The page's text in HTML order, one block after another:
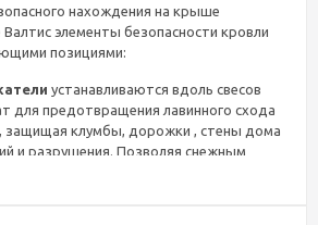
нахождения на крыше
Валтис элементы безопасности кровли
позициями:
устанавливаются вдоль свесов
для предотвращения лавинного схода
защищая клумбы, дорожки , стены дома
и разрушения. Позволяя снежным